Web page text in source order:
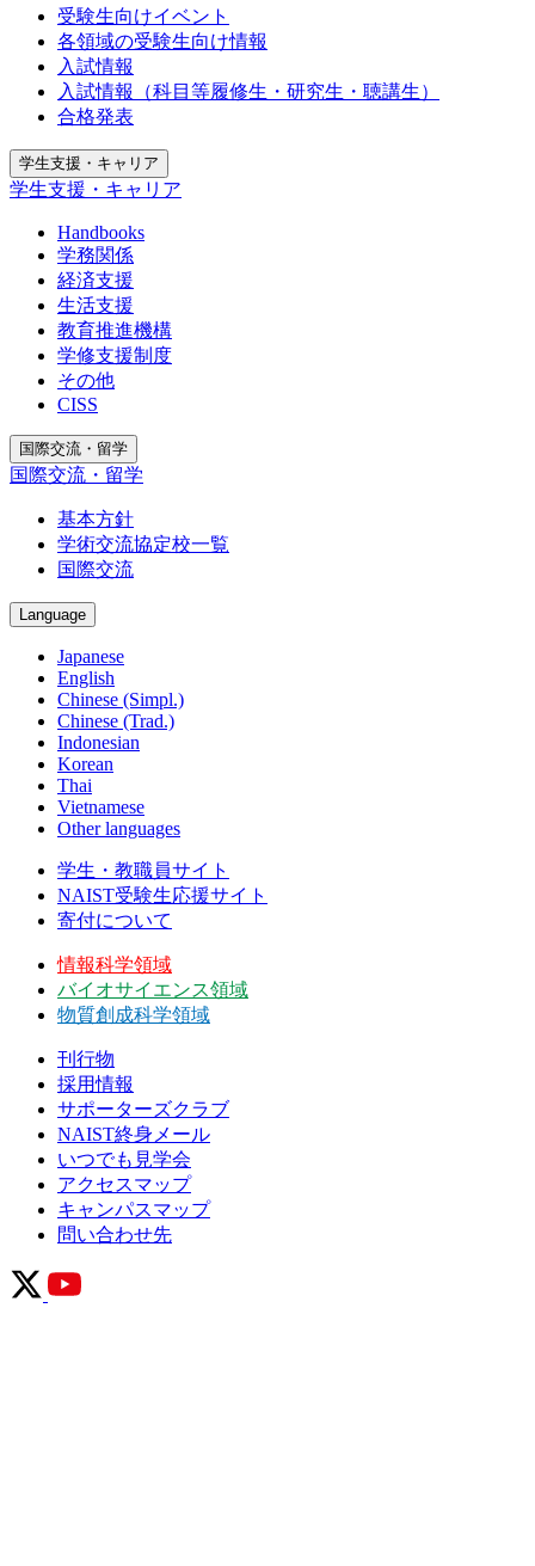
受験生向けイベント
各領域の受験生向け情報
入試情報
入試情報（科目等履修生・研究生・聴講生）
合格発表
学生支援・キャリア
学生支援・キャリア
Handbooks
学務関係
経済支援
生活支援
教育推進機構
学修支援制度
その他
CISS
国際交流・留学
国際交流・留学
基本方針
学術交流協定校一覧
国際交流
Language
Japanese
English
Chinese (Simpl.)
Chinese (Trad.)
Indonesian
Korean
Thai
Vietnamese
Other languages
学生・教職員サイト
NAIST受験生応援サイト
寄付について
情報科学領域
バイオサイエンス領域
物質創成科学領域
刊行物
採用情報
サポーターズクラブ
NAIST終身メール
いつでも見学会
アクセスマップ
キャンパスマップ
問い合わせ先